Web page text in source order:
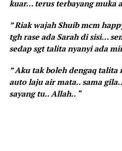
kuar… terus terbayang muka
” Riak wajah Shuib mcm
tgh rase ada Sarah di sisi…
sedap sgt talita nyanyi ada
” Aku tak boleh dengaq
auto laju air mata.. sama
sayang tu.. Allah.. “